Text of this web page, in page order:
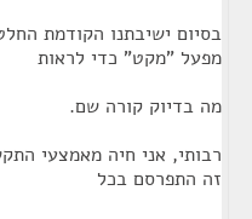
בסיום ישיבתנו הקודמת
מפעל "מקט" כדי לראות
מה בדיוק קורה שם.
רבותי, אני חיה מאמצעי
זה התפרסם בכל